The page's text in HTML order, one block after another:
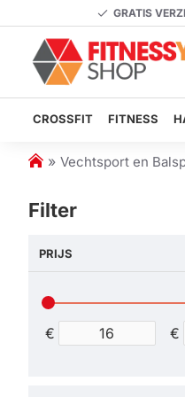
GRATIS
CROSSFIT FITNESS
h
m
e
Vechtsport en
Filter
PRIJS
€ €